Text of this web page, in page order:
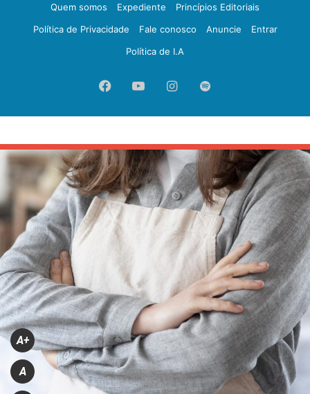
Quem somos
Expediente
Princípios Editoriais
Política de Privacidade
Fale conosco Anuncie
Entrar
Política de I.A
FacebookYouTubeInstagram
Spotify
A+
A